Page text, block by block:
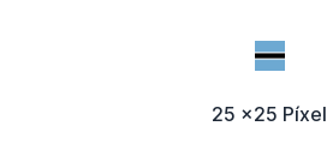
25 x25 Píxel